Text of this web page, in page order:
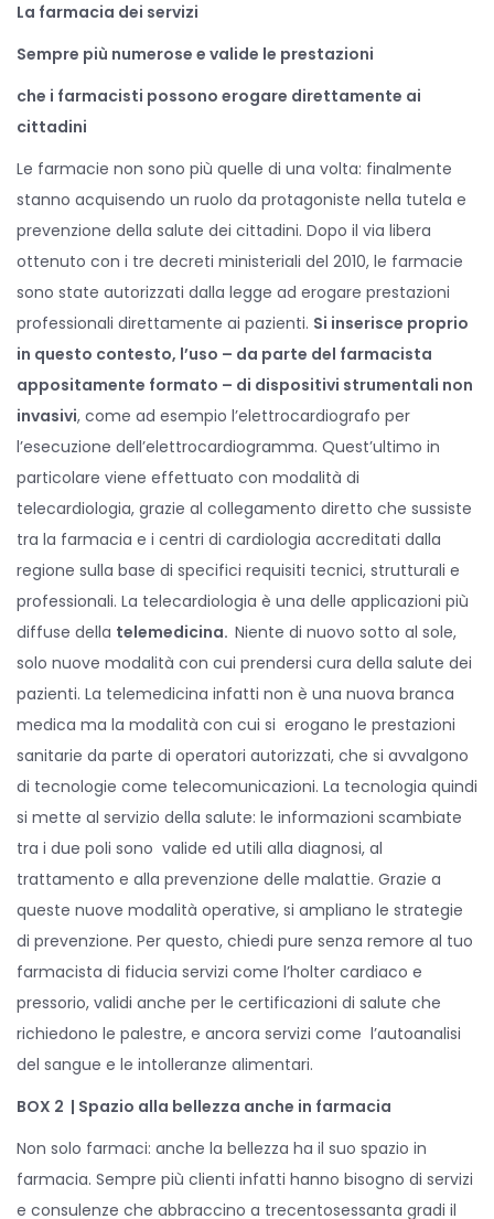
La farmacia dei servizi
Sempre più numerose e valide le prestazioni
che i farmacisti possono erogare direttamente ai
cittadini
Le farmacie non sono più quelle di una volta: finalmente
stanno acquisendo un ruolo da protagoniste nella tutela e
prevenzione della salute dei cittadini. Dopo il via libera
ottenuto con i tre decreti ministeriali del 2010, le farmacie
sono state autorizzati dalla legge ad erogare prestazioni
professionali direttamente ai pazienti. Si inserisce proprio
in questo contesto, l’uso – da parte del farmacista
appositamente formato – di dispositivi strumentali non
invasivi, come ad esempio l’elettrocardiografo per
l’esecuzione dell’elettrocardiogramma. Quest’ultimo in
particolare viene effettuato con modalità di
telecardiologia, grazie al collegamento diretto che sussiste
tra la farmacia e i centri di cardiologia accreditati dalla
regione sulla base di specifici requisiti tecnici, strutturali e
professionali. La telecardiologia è una delle applicazioni più
diffuse della telemedicina. Niente di nuovo sotto al sole,
solo nuove modalità con cui prendersi cura della salute dei
pazienti. La telemedicina infatti non è una nuova branca
medica ma la modalità con cui si erogano le prestazioni
sanitarie da parte di operatori autorizzati, che si avvalgono
di tecnologie come telecomunicazioni. La tecnologia quindi
si mette al servizio della salute: le informazioni scambiate
tra i due poli sono valide ed utili alla diagnosi, al
trattamento e alla prevenzione delle malattie. Grazie a
queste nuove modalità operative, si ampliano le strategie
di prevenzione. Per questo, chiedi pure senza remore al tuo
farmacista di fiducia servizi come l’holter cardiaco e
pressorio, validi anche per le certificazioni di salute che
richiedono le palestre, e ancora servizi come l’autoanalisi
del sangue e le intolleranze alimentari.
BOX 2 | Spazio alla bellezza anche in farmacia
Non solo farmaci: anche la bellezza ha il suo spazio in
farmacia. Sempre più clienti infatti hanno bisogno di servizi
e consulenze che abbraccino a trecentosessanta gradi il